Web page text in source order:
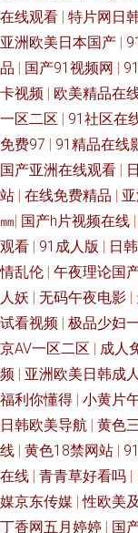
9199 亚洲熟妇无码 99
伊人在线99 欧美亚洲变
九一福利影院 影音先
黄色网址 www久久爱
利导航 色先锋无码av
在线区 亚洲丝袜足
91Nc首页 在线91福利
少妇 欧美黄色网 91cn
草伊 亚洲成人中文网
在线 91se激情 91视频
在线观看 | 特片网日
亚洲欧美日本国产 |
品 | 国产91视频网 |
卡视频 | 欧美精品在
一区二区 | 91社区在
免费97 | 91精品在线
国产亚洲在线观看 |
站 | 在线免费精品 |
㎜| 国产h片视频在线 |
观看 | 91成人版 | 日
情乱伦 | 午夜理论国
人妖 | 无码午夜电影 |
试看视频 | 极品少妇
京AV一区二区 | 成人
频 | 亚洲欧美日韩成人
福利你懂得 | 小黄片
日韩欧美导航 | 黄色
线 | 黄色18禁网站 |
在线 | 青青草好看吗 |
媒京东传媒 |性欧美
丁香网五月婷婷 | 国